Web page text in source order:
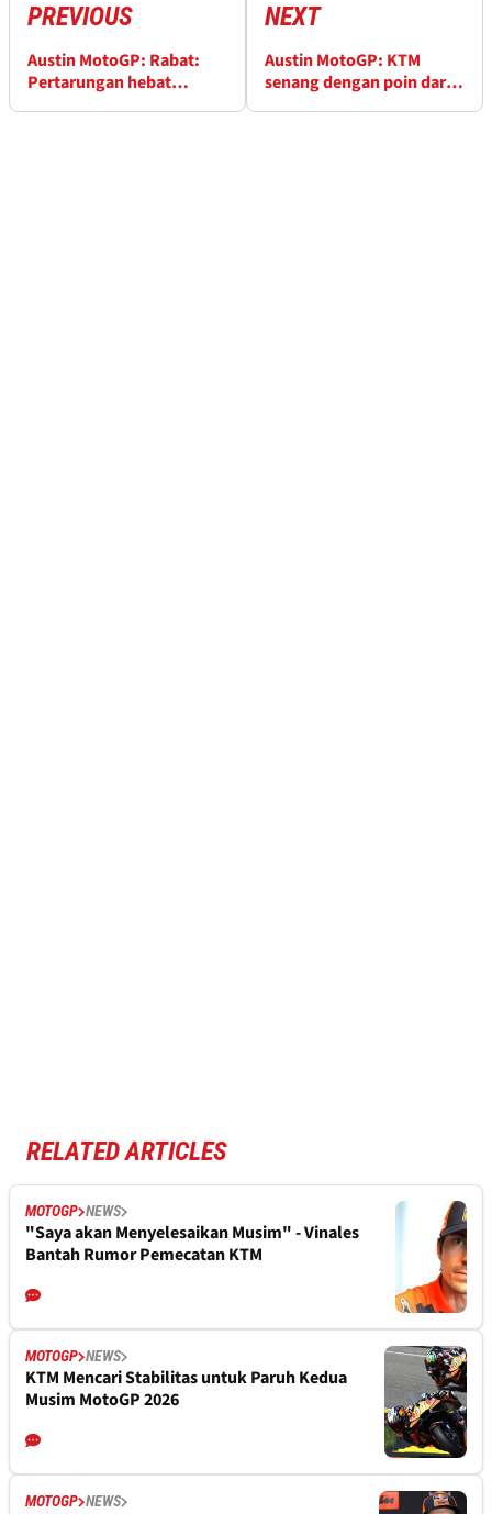
PREVIOUS
Austin MotoGP: Rabat:
Pertarungan hebat
NEXT
Austin MotoGP: KTM
senang dengan poin dari
RELATED ARTICLES
MOTOGP NEWS
"Saya akan Menyelesaikan Musim" - Vinales
Bantah Rumor Pemecatan KTM
MOTOGP NEWS
KTM Mencari Stabilitas untuk Paruh Kedua
Musim MotoGP 2026
MOTOGP NEWS